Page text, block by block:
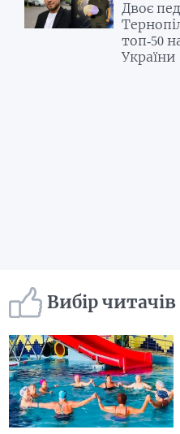
Двоє
топ-50
України
Вибір